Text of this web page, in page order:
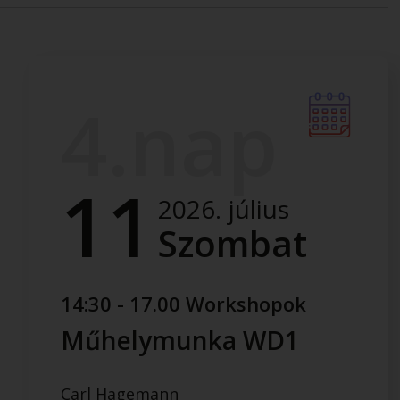
11 2026. július
Szombat
14:30 - 17.00 Workshopok
Műhelymunka WD1
Carl Hagemann